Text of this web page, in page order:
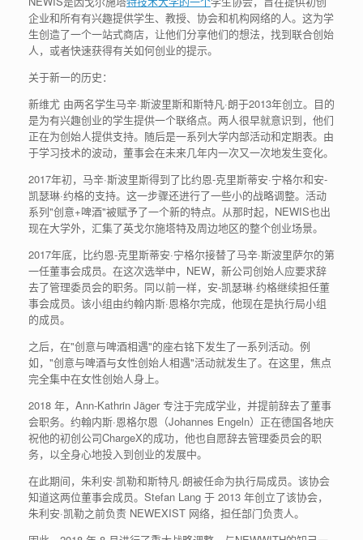
企业和所有有兴趣提供学生、教授、协会和机构网络的人。这为学
生创造了一个一站式商店，让他们分享他们的想法，找到联合创始
人，或者快速获得有关如何创业的提示。
关于新一的历史：
新维尤 由两名学生马辛·斯波里斯和斯特凡·朗于2013年创立。目的
是为有兴趣创业的学生提供一个联络点。两人很早就意识到，他们
正在为创始人提供支持。随后是一系列大学内部活动和定期表。由
于学习技术的波动，董事会在未来几年内一次又一次地发生变化。
2017年初，马辛·斯波里斯得到了比约恩-克里斯蒂安·宁格尔和安-
凯瑟琳·约格的支持。这一步骤还进行了一些小的战略调整。活动
系列"创意+啤酒"被赋予了一个新的特点。从那时起，NEWIS也出
现在大学外，汇集了英戈尔施塔特及周边地区的整个创业场景。
2017年底，比约恩-克里斯蒂安·宁格尔接替了马辛·斯波里萨尔的第
一任董事会成员。在这次选举中，NEW，新公司创始人应要求辞
去了管理委员会的职务。同以前一样，安-凯瑟琳·约格继续担任董
事会成员。该小组由约翰内斯·恩格尔完成，他现在是执行局小组
的成员。
之后，在"创意与啤酒相遇"的座右铭下发生了一系列活动。例
如，"创意与啤酒与女性创始人相遇"活动就发生了。在这里，焦点
完全集中在女性创始人身上。
2018 年，Ann-Kathrin Jäger 专注于完成学业，并提前辞去了董事
会职务。约翰内斯·恩格尔恩（Johannes Engeln）正在德国各地庆
祝他的初创公司ChargeX的成功，他也自愿辞去管理委员会的职
务，以全身心地投入到创业的发展中。
在此期间，朱利安·凯勒和斯特凡·朗被任命为执行局成员。该协会
知道这两位董事会成员。Stefan Lang 于 2013 年创立了该协会，
朱利安·凯勒之前负责 NEWEXIST 网络，担任部门负责人。